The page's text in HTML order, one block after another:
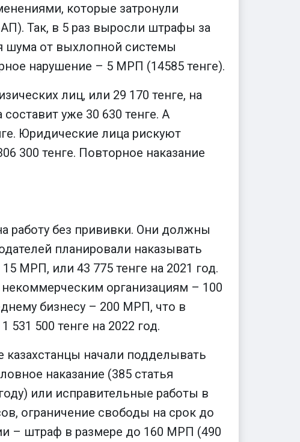
которые затронули
Так, в 5 раз выросли штрафы за
шума от выхлопной системы
нарушение – 5 МРП (14585 тенге).
лиц, или 29 170 тенге, на
уже 30 630 тенге. А
Юридические лица рискуют
300 тенге. Повторное наказание
работу без прививки. Они должны
планировали наказывать
МРП, или 43 775 тенге на 2021 год.
организациям – 100
бизнесу – 200 МРП, что в
500 тенге на 2022 год.
начали подделывать
наказание (385 статья
или исправительные работы в
ограничение свободы на срок до
– штраф в размере до 160 МРП (490